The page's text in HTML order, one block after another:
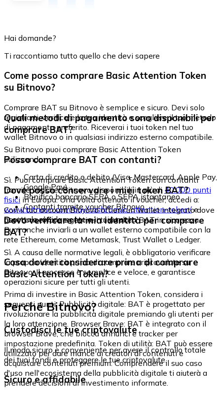
Hai domande?
Ti raccontiamo tutto quello che devi sapere
Come posso comprare Basic Attention Token
su Bitnovo?
Comprare BAT su Bitnovo è semplice e sicuro. Devi solo
registrarti, verificare la tua identità e scegliere il tuo metodo
di pagamento preferito. Riceverai i tuoi token nel tuo
wallet Bitnovo o in qualsiasi indirizzo esterno compatibile.
Quali metodi di pagamento sono disponibili per
comprare BAT?
Su Bitnovo puoi comprare Basic Attention Token
utilizzando:
Carta di credito o debito (Visa, Mastercard, Apple Pay,
Google Pay)
Bonifico bancario SEPA o SEPA istantaneo
Contanti tramite voucher Bitnovo
Posso comprare BAT con contanti?
Sì. Puoi comprare Basic Attention Token con contanti
tramite voucher Bitnovo, disponibili in più di 40.000 punti
fisici in Europa. Una volta ottenuto il voucher, accedi a:
www.bitnovo.com/buy/cash/basic-attention-token/e
riscattalo rapidamente e in sicurezza.
Dove posso conservare i miei token BAT?
Con il tuo account Bitnovo ottieni un wallet integrato dove
puoi conservare e gestire i tuoi token BAT in sicurezza.
Puoi anche inviarli a un wallet esterno compatibile con la
rete Ethereum, come Metamask, Trust Wallet o Ledger.
Devo verificare la mia identità per comprare
BAT?
Sì. A causa delle normative legali, è obbligatorio verificare
la propria identità prima di comprare criptovalute su
Bitnovo. Il processo è semplice e veloce, e garantisce
operazioni sicure per tutti gli utenti.
Cosa dovrei considerare prima di comprare
Basic Attention Token?
Prima di investire in Basic Attention Token, considera i
seguenti punti: Pubblicità digitale: BAT è progettato per
rivoluzionare la pubblicità digitale premiando gli utenti per
la loro attenzione. Browser Brave: BAT è integrato con il
browser Brave, che blocca annunci e tracker per
impostazione predefinita. Token di utilità: BAT può essere
utilizzato per dare mance ai creatori di contenuti e
acquistare contenuti premium. Comprendere il suo caso
d'uso nell'ecosistema della pubblicità digitale ti aiuterà a
prendere decisioni di investimento informate.
Perché Bitnovo?
Custodisci le tue criptovalute
Il modo sicuro e conveniente per avere il controllo totale
dei tuoi fondi e proteggere le tue criptovalute.
Sicuro e affidabile